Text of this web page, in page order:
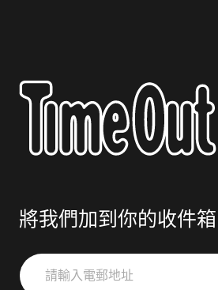
將我們加到你的收件箱
請
輸